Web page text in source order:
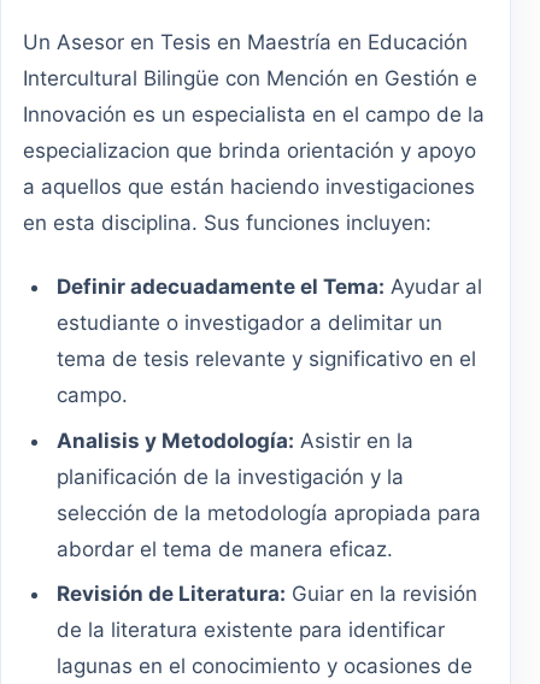
Un Asesor en Tesis en Maestría en Educación
Intercultural Bilingüe con Mención en Gestión e
Innovación es un especialista en el campo de la
especializacion que brinda orientación y apoyo
a aquellos que están haciendo investigaciones
en esta disciplina. Sus funciones incluyen:
Definir adecuadamente el Tema: Ayudar al
estudiante o investigador a delimitar un
tema de tesis relevante y significativo en el
campo.
Analisis y Metodología: Asistir en la
planificación de la investigación y la
selección de la metodología apropiada para
abordar el tema de manera eficaz.
Revisión de Literatura: Guiar en la revisión
de la literatura existente para identificar
lagunas en el conocimiento y ocasiones de